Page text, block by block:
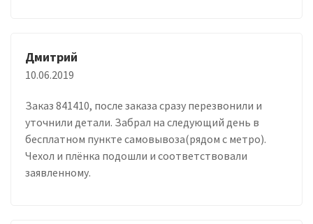
Дмитрий
10.06.2019
Заказ 841410, после заказа сразу перезвонили и
уточнили детали. Забрал на следующий день в
бесплатном пункте самовывоза(рядом с метро).
Чехол и плёнка подошли и соответствовали
заявленному.